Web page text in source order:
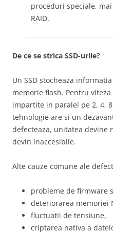
proceduri speciale,
RAID.
De ce se strica SSD-urile?
Un SSD stocheaza
memorie flash. Pentru
impartite in paralel pe 2, 4,
tehnologie are si un
defecteaza, unitatea devine
devin inaccesibile.
Alte cauze comune ale
probleme de firmware
deteriorarea memoriei
fluctuatii de tensiune,
criptarea nativa a